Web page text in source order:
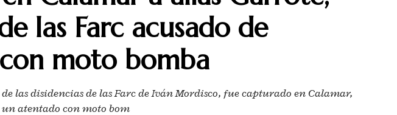
las Farc acusado de
moto bomba
las disidencias de las Farc de Iván Mordisco, fue capturado en Calamar,
un atentado con moto bom